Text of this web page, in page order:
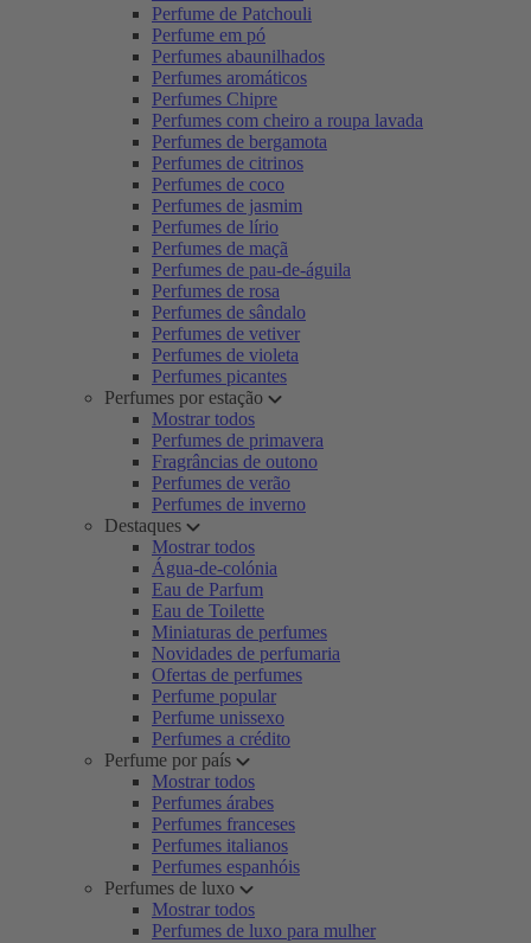
Perfume de Patchouli
Perfume em pó
Perfumes abaunilhados
Perfumes aromáticos
Perfumes Chipre
Perfumes com cheiro a roupa lavada
Perfumes de bergamota
Perfumes de citrinos
Perfumes de coco
Perfumes de jasmim
Perfumes de lírio
Perfumes de maçã
Perfumes de pau-de-águila
Perfumes de rosa
Perfumes de sândalo
Perfumes de vetiver
Perfumes de violeta
Perfumes picantes
Perfumes por estação
Mostrar todos
Perfumes de primavera
Fragrâncias de outono
Perfumes de verão
Perfumes de inverno
Destaques
Mostrar todos
Água-de-colónia
Eau de Parfum
Eau de Toilette
Miniaturas de perfumes
Novidades de perfumaria
Ofertas de perfumes
Perfume popular
Perfume unissexo
Perfumes a crédito
Perfume por país
Mostrar todos
Perfumes árabes
Perfumes franceses
Perfumes italianos
Perfumes espanhóis
Perfumes de luxo
Mostrar todos
Perfumes de luxo para mulher